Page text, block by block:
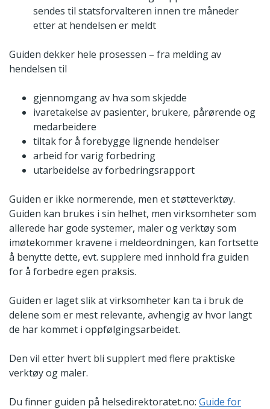
sendes til statsforvalteren innen tre måneder
etter at hendelsen er meldt
Guiden dekker hele prosessen – fra melding av
hendelsen til
gjennomgang av hva som skjedde
ivaretakelse av pasienter, brukere, pårørende og
medarbeidere
tiltak for å forebygge lignende hendelser
arbeid for varig forbedring
utarbeidelse av forbedringsrapport
Guiden er ikke normerende, men et støtteverktøy.
Guiden kan brukes i sin helhet, men virksomheter som
allerede har gode systemer, maler og verktøy som
imøtekommer kravene i meldeordningen, kan fortsette
å benytte dette, evt. supplere med innhold fra guiden
for å forbedre egen praksis.
Guiden er laget slik at virksomheter kan ta i bruk de
delene som er mest relevante, avhengig av hvor langt
de har kommet i oppfølgingsarbeidet.
Den vil etter hvert bli supplert med flere praktiske
verktøy og maler.
Du finner guiden på helsedirektoratet.no: Guide for